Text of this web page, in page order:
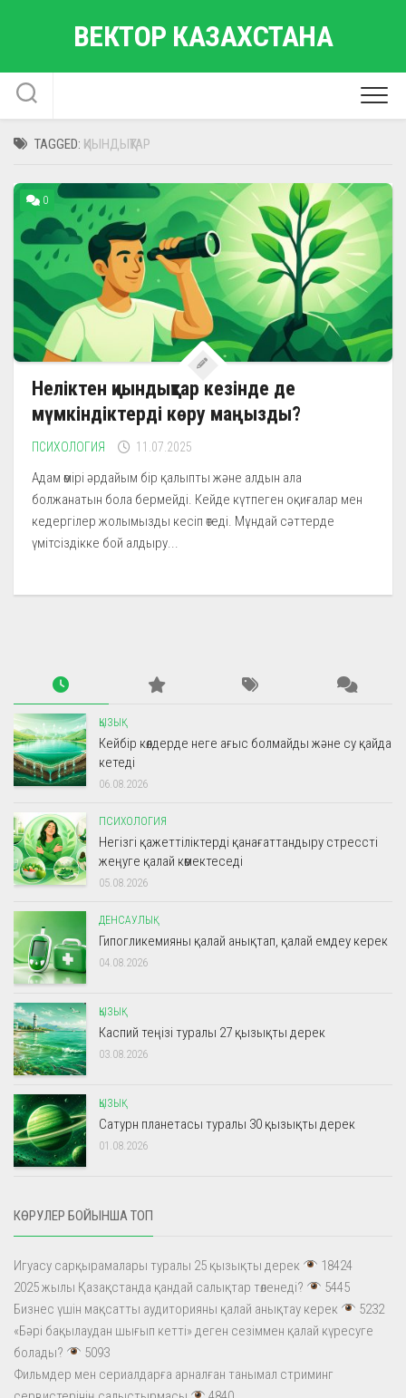
ВЕКТОР КАЗАХСТАНА
TAGGED: ҚИЫНДЫҚТАР
0
Неліктен қиындықтар кезінде де
мүмкіндіктерді көру маңызды?
ПСИХОЛОГИЯ 11.07.2025
Адам өмірі әрдайым бір қалыпты және алдын ала
болжанатын бола бермейді. Кейде күтпеген оқиғалар мен
кедергілер жолымызды кесіп өтеді. Мұндай сәттерде
үмітсіздікке бой алдыру...
ҚЫЗЫҚ
Кейбір көлдерде неге ағыс болмайды және су қайда
кетеді
06.08.2026
ПСИХОЛОГИЯ
Негізгі қажеттіліктерді қанағаттандыру стрессті
жеңуге қалай көмектеседі
05.08.2026
ДЕНСАУЛЫҚ
Гипогликемияны қалай анықтап, қалай емдеу керек
04.08.2026
ҚЫЗЫҚ
Каспий теңізі туралы 27 қызықты дерек
03.08.2026
ҚЫЗЫҚ
Сатурн планетасы туралы 30 қызықты дерек
01.08.2026
КӨРУЛЕР БОЙЫНША ТОП
Игуасу сарқырамалары туралы 25 қызықты дерек
18424
2025 жылы Қазақстанда қандай салықтар төленеді?
5445
Бизнес үшін мақсатты аудиторияны қалай анықтау керек
5232
«Бәрі бақылаудан шығып кетті» деген сезіммен қалай күресуге
болады?
5093
Фильмдер мен сериалдарға арналған танымал стриминг